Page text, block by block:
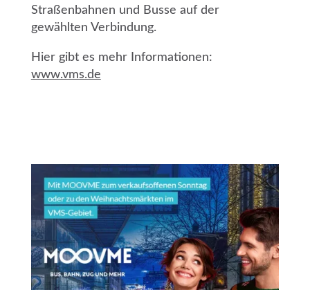
Straßenbahnen und Busse auf der
gewählten Verbindung.
Hier gibt es mehr Informationen:
www.vms.de